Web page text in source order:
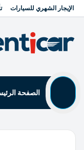
الإيجار الشهري للسيارات
الصفحة